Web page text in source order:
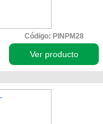
Código: PINPM28
Ver producto